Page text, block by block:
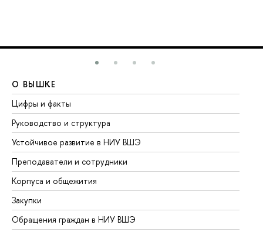
О ВЫШКЕ
Цифры и факты
Руководство и структура
Устойчивое развитие в НИУ ВШЭ
Преподаватели и сотрудники
Корпуса и общежития
Закупки
Обращения граждан в НИУ ВШЭ